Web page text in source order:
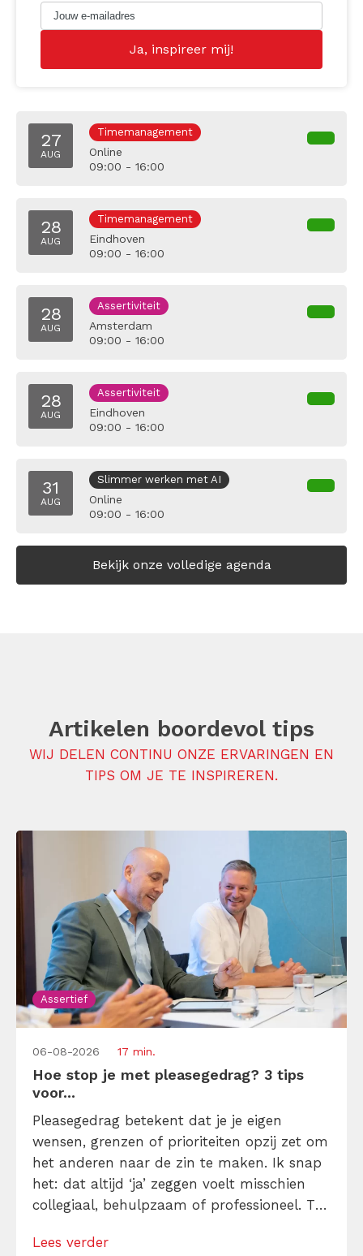
27
AUG
Timemanagement
Online
09:00 - 16:00
28
AUG
Timemanagement
Eindhoven
09:00 - 16:00
28
AUG
Assertiviteit
Amsterdam
09:00 - 16:00
28
AUG
Assertiviteit
Eindhoven
09:00 - 16:00
31
AUG
Slimmer werken met AI
Online
09:00 - 16:00
Bekijk onze volledige agenda
Artikelen boordevol tips
WIJ DELEN CONTINU ONZE ERVARINGEN EN
TIPS OM JE TE INSPIREREN.
Assertief
06-08-2026 17 min.
Hoe stop je met pleasegedrag? 3 tips
voor...
Pleasegedrag betekent dat je je eigen
wensen, grenzen of prioriteiten opzij zet om
het anderen naar de zin te maken. Ik snap
het: dat altijd ‘ja’ zeggen voelt misschien
collegiaal, behulpzaam of professioneel. Tot
andermans prioriteiten en je eigen werk
Lees verder